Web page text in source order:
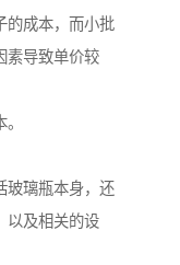
的成本，而小批
素导致单价较
玻璃瓶本身，还
以及相关的设